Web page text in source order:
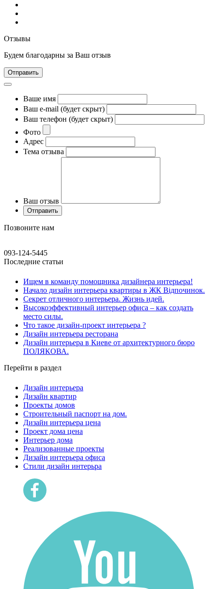
Отзывы
Будем благодарны за Ваш отзыв
Отправить
Ваше имя
Ваш e-mail (будет скрыт)
Ваш телефон (будет скрыт)
Фото
Адрес
Тема отзыва
Ваш отзыв
Позвоните нам
093-124-5445
Последние статьи
Ищем в команду помощника дизайнера интерьера!
Начало дизайн интерьера квартиры в ЖК Відпочинок.
Секрет отличного интерьера. Жизнь идей.
Высокоэффективный интерьер офиса – как создать
место силы.
Что такое дизайн-проект интерьера ?
Дизайн интерьера ресторана
Дизайн интерьера в Киеве от архитектурного бюро
ПОЛЯКОВА.
Перейти в раздел
Дизайн интерьера
Дизайн квартир
Проекты домов
Строительный паспорт на дом.
Дизайн интерьера цена
Проект дома цена
Интерьер дома
Реализованные проекты
Дизайн интерьера офиса
Cтили дизайн интерьра